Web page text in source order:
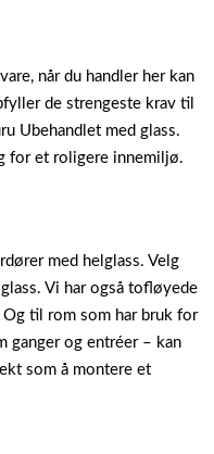
når du handler her kan
de strengeste krav til
Ubehandlet med glass.
for et roligere innemiljø.
med helglass. Velg
Vi har også tofløyede
til rom som har bruk for
ganger og entréer – kan
som å montere et